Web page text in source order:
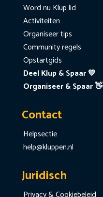
Word nu Klup lid
Activiteiten
Organiseer tips
Community regels
Opstartgids
Deel Klup & Spaar 💙
Organiseer & Spaar 👋
Contact
Helpsectie
help@kluppen.nl
Juridisch